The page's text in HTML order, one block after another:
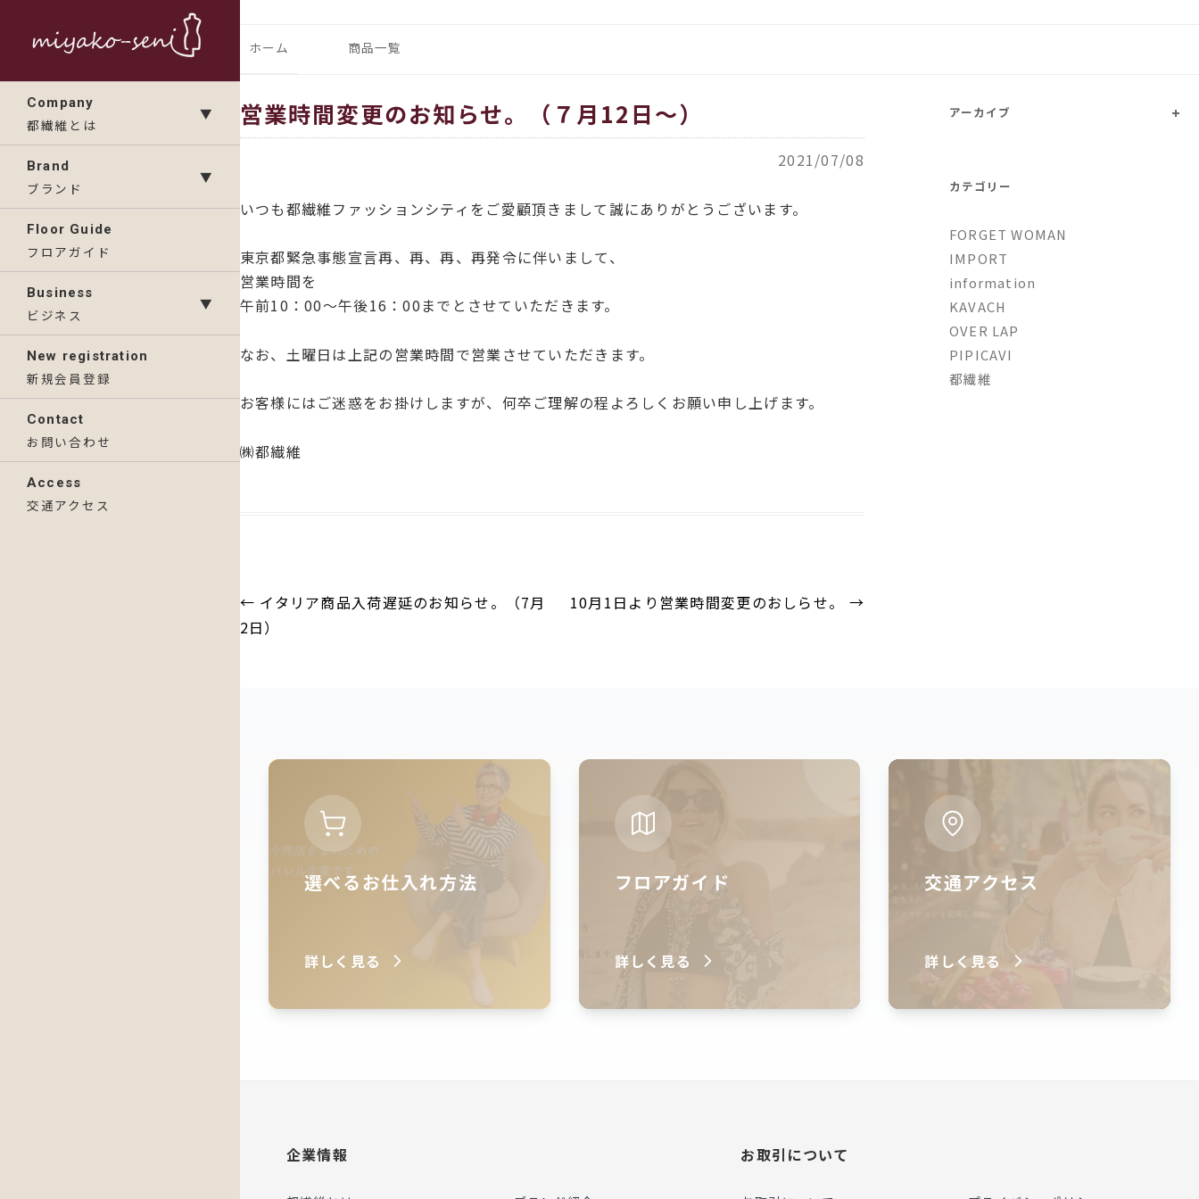
Company
都繊維とは
▼
Brand
ブランド
▼
Floor Guide
フロアガイド
Business
ビジネス
▼
New registration
新規会員登録
Contact
お問い合わせ
Access
交通アクセス
ン
ツ
へ
ッ
フランス、イタリア、アメリカのインポートファッションとオリジナルブ
ランドの「都繊維」
ホーム 商品一覧
KAVACH（カバチ）商品一覧
営業時間変更のお知らせ。（７月12日～）
2021/07/08
いつも都繊維ファッションシティをご愛顧頂きまして誠にありがとうございます。
東京都緊急事態宣言再、再、再、再発令に伴いまして、
営業時間を
午前10：00～午後16：00までとさせていただきます。
なお、土曜日は上記の営業時間で営業させていただきます。
お客様にはご迷惑をお掛けしますが、何卒ご理解の程よろしくお願い申し上げます。
㈱都繊維
投
稿
← イタリア商品入荷遅延のお知らせ。（7月
2日）
10月1日より営業時間変更のおしらせ。 →
アーカイブ +
カテゴリー
FORGET WOMAN
IMPORT
information
KAVACH
OVER LAP
PIPICAVI
都繊維
選べるお仕入れ方法
詳しく見る
フロアガイド
詳しく見る
交通アクセス
詳しく見る
企業情報 お取引について